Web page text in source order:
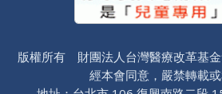
版權所有 財團法人台灣醫療改革基
經本會同意，嚴禁轉載